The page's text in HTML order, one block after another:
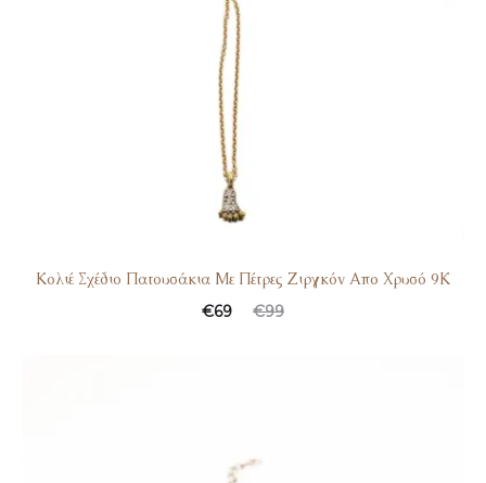
Κολιέ Σχέδιο Πατουσάκια Με Πέτρες Ζιργκόν Απο Χρυσό 9Κ
€99
€69